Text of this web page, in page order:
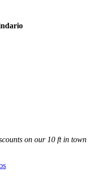
on our 10 ft in town